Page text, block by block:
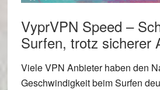
VyprVPN Speed –
Surfen, trotz sicherer
Viele VPN Anbieter haben den
Geschwindigkeit beim Surfen